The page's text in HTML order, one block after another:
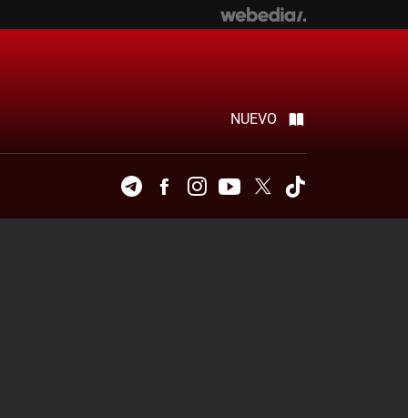
NUEVO
TelegramFacebookInstagramYoutubeTwitter